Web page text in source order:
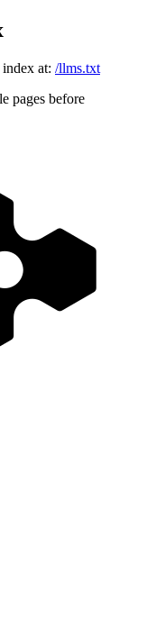
at: /llms.txt
pages before